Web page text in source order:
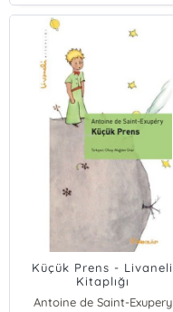
Küçük Prens - Livaneli
Kitaplığı
Antoine de Saint-Exupery